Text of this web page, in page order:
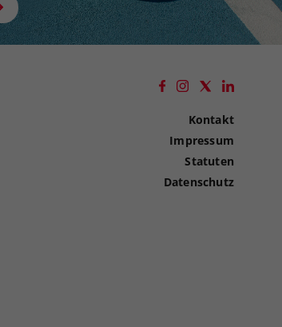
Kontakt
Impressum
Statuten
Datenschutz